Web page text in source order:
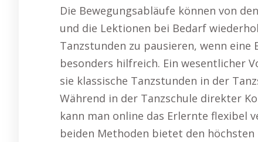
Die Bewegungsabläufe können von
und die Lektionen bei Bedarf
Tanzstunden zu pausieren, wenn
besonders hilfreich. Ein wesentlicher
sie klassische Tanzstunden in der
Während in der Tanzschule direkter
kann man online das Erlernte flexibel
beiden Methoden bietet den